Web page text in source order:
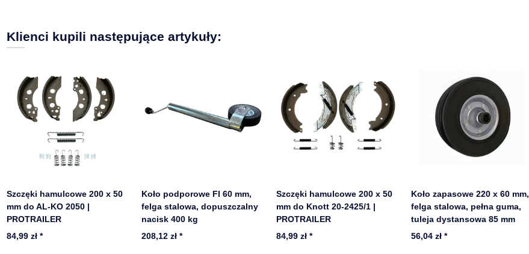
Klienci kupili następujące artykuły:
Szczęki hamulcowe 200 x 50
mm do AL-KO 2050 |
PROTRAILER
84,99 zł*
Koło podporowe FI 60 mm,
felga stalowa, dopuszczalny
nacisk 400 kg
208,12 zł*
Szczęki hamulcowe 200 x 50
mm do Knott 20-2425/1 |
PROTRAILER
84,99 zł*
Koło zapasowe 220 x 60 mm,
felga stalowa, pełna guma,
tuleja dystansowa 85 mm
56,04 zł*